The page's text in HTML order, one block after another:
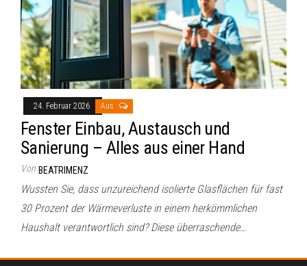
24. Februar 2026 Aus
Fenster Einbau, Austausch und
Sanierung – Alles aus einer Hand
Von BEATRIMENZ
Wussten Sie, dass unzureichend isolierte Glasflächen für fast
30 Prozent der Wärmeverluste in einem herkömmlichen
Haushalt verantwortlich sind? Diese überraschende…